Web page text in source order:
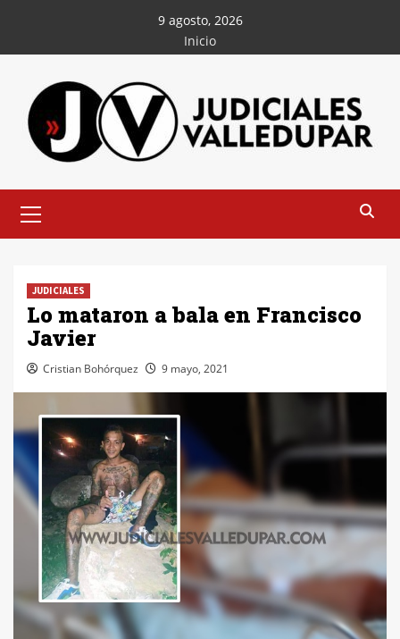
contenido
9 agosto, 2026
Inicio
principal
JUDICIALES
Lo mataron a bala en Francisco
Javier
Cristian Bohórquez 9 mayo, 2021